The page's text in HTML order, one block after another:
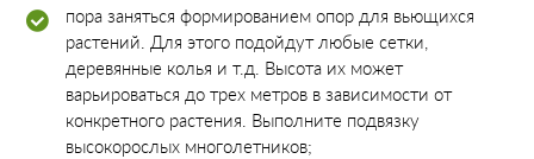
пора заняться формированием опор для вьющихся
растений. Для этого подойдут любые сетки,
деревянные колья и т.д. Высота их может
варьироваться до трех метров в зависимости от
конкретного растения. Выполните подвязку
высокорослых многолетников;